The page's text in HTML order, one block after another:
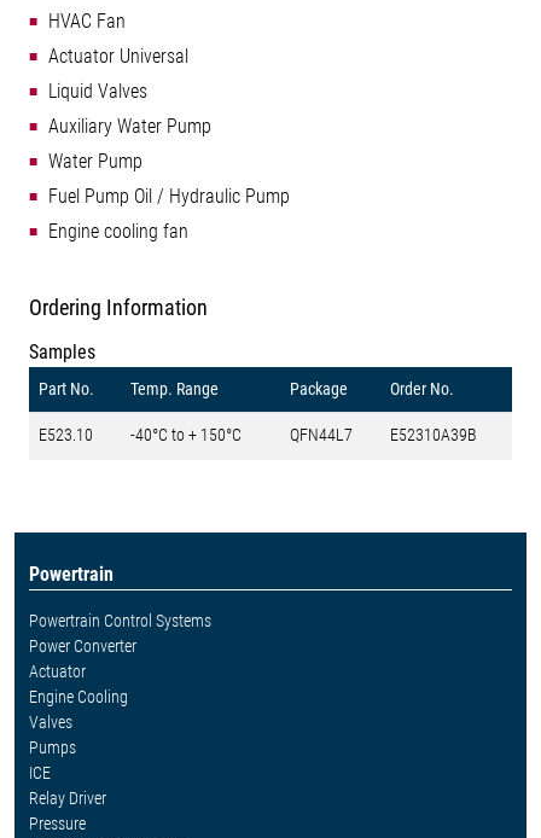
HVAC Fan
Actuator Universal
Liquid Valves
Auxiliary Water Pump
Water Pump
Fuel Pump Oil / Hydraulic Pump
Engine cooling fan
Ordering Information
Samples
Part No. Temp. Range Package Order No.
E523.10 -40°C to + 150°C QFN44L7 E52310A39B
Powertrain
Powertrain Control Systems
Power Converter
Actuator
Engine Cooling
Valves
Pumps
ICE
Relay Driver
Pressure